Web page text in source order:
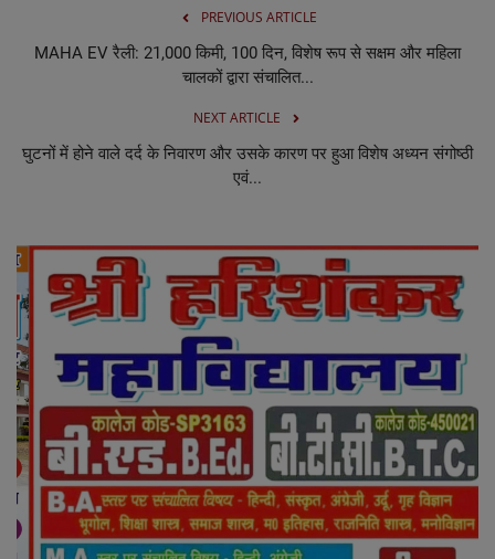
PREVIOUS ARTICLE
MAHA EV रैली: 21,000 किमी, 100 दिन, विशेष रूप से सक्षम और महिला
चालकों द्वारा संचालित...
NEXT ARTICLE
घुटनों में होने वाले दर्द के निवारण और उसके कारण पर हुआ विशेष अध्यन संगोष्ठी
एवं...